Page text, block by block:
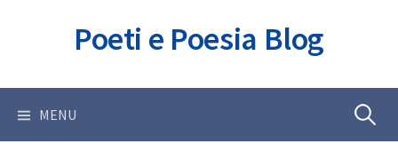
Poeti e Poesia Blog
MENU Ricerca